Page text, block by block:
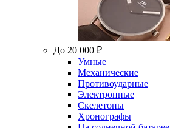
До 20 000 ₽
Умные
Механические
Противоударные
Электронные
Скелетоны
Хронографы